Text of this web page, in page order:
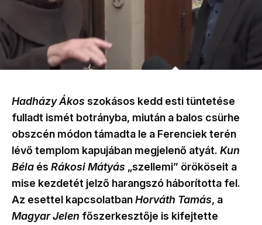
Hadházy Ákos szokásos kedd esti tüntetése
fulladt ismét botrányba, miután a balos csürhe
obszcén módon támadta le a Ferenciek terén
lévő templom kapujában megjelenő atyát. Kun
Béla és Rákosi Mátyás „szellemi” örököseit a
mise kezdetét jelző harangszó háborította fel.
Az esettel kapcsolatbanHorváth Tamás, a
Magyar Jelen főszerkesztője is kifejtette